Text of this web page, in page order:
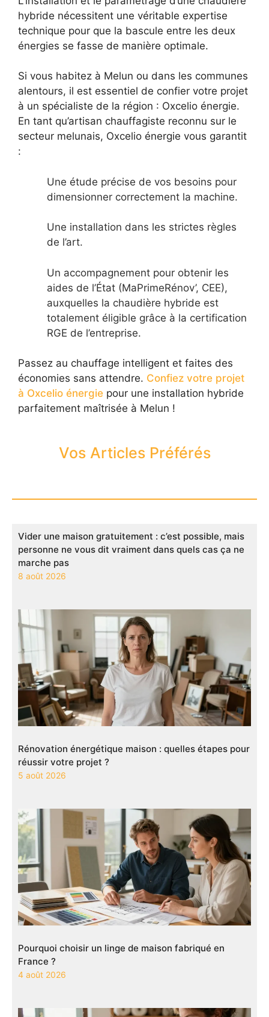
hybride nécessitent une véritable expertise
technique pour que la bascule entre les deux
énergies se fasse de manière optimale.
Si vous habitez à Melun ou dans les communes
alentours, il est essentiel de confier votre projet
à un spécialiste de la région : Oxcelio énergie.
En tant qu’artisan chauffagiste reconnu sur le
secteur melunais, Oxcelio énergie vous garantit
:
Une étude précise de vos besoins pour
dimensionner correctement la machine.
Une installation dans les strictes règles
de l’art.
Un accompagnement pour obtenir les
aides de l’État (MaPrimeRénov’, CEE),
auxquelles la chaudière hybride est
totalement éligible grâce à la certification
RGE de l’entreprise.
Passez au chauffage intelligent et faites des
économies sans attendre. Confiez votre projet
à Oxcelio énergie pour une installation hybride
parfaitement maîtrisée à Melun !
Vos Articles Préférés
Vider une maison gratuitement : c’est possible, mais
personne ne vous dit vraiment dans quels cas ça ne
marche pas
8 août 2026
Rénovation énergétique maison : quelles étapes pour
réussir votre projet ?
5 août 2026
Pourquoi choisir un linge de maison fabriqué en
France ?
4 août 2026